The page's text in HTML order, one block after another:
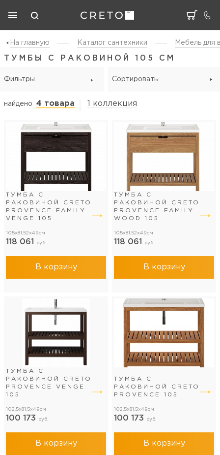
На главную Каталог cантехники Мебель для
ТУМБЫ С РАКОВИНОЙ 105 СМ
Фильтры
найдено 4 товара 1 коллекция
Сортировать
ТУМБА С
РАКОВИНОЙ CRETO
PROVENCE FAMILY
VENGE 105
105x81,52x49см
118 061 руб.
В корзину
ТУМБА С
РАКОВИНОЙ CRETO
PROVENCE FAMILY
WOOD 105
105x81,52x49см
118 061 руб.
В корзину
ТУМБА С
РАКОВИНОЙ CRETO
PROVENCE VENGE
105
102.5x81,5x49см
100 173 руб.
В корзину
ТУМБА С
РАКОВИНОЙ CRETO
PROVENCE 105
102.5x81,5x49см
100 173 руб.
В корзину